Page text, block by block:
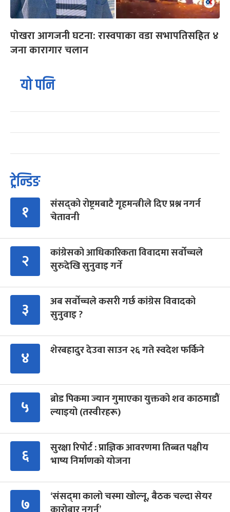
पोखरा आगजनी घटना: रास्वपाका वडा सभापतिसहित ४
जना कारागार चलान
यो पनि
ट्रेन्डिङ
१
संसद्को रोष्ट्रमबाटै गृहमन्त्रीले दिए प्रश्न नगर्न
चेतावनी
२
कांग्रेसको आधिकारिकता विवादमा सर्वोच्चले
सुरुदेखि सुनुवाइ गर्ने
३
अब सर्वोच्चले कसरी गर्छ कांग्रेस विवादको
सुनुवाइ ?
४ शेरबहादुर देउवा साउन २६ गते स्वदेश फर्किने
५
ब्रोड पिकमा ज्यान गुमाएका युक्तको शव काठमाडौं
ल्याइयो (तस्वीरहरू)
६
सुरक्षा रिपोर्ट : प्राज्ञिक आवरणमा तिब्बत पक्षीय
भाष्य निर्माणको योजना
७
‘संसद्‍मा कालो चस्मा खोल्नू, बैठक चल्दा सेयर